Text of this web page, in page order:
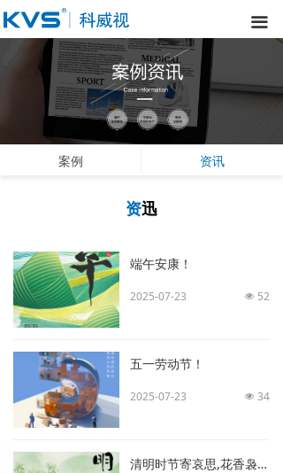
끀
案例 资讯
端午安康！
넶 52
2025-07-23
五一劳动节！
넶 34
2025-07-23
清明时节寄哀思,花香袅袅故人知
资迅